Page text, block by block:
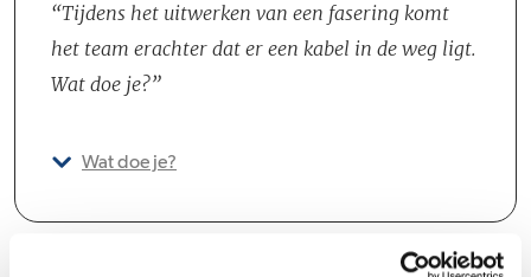
Tijdens het uitwerken van een fasering komt
het team erachter dat er een kabel in de weg ligt.
Wat doe je?
Wat doe je?